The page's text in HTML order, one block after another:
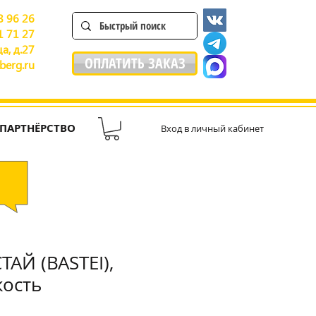
ОПЛАТИТЬ ЗАКАЗ
96 26
71 27
д.27
ПАРТНЁРСТВО Вход в личный кабинет
(BASTEI),